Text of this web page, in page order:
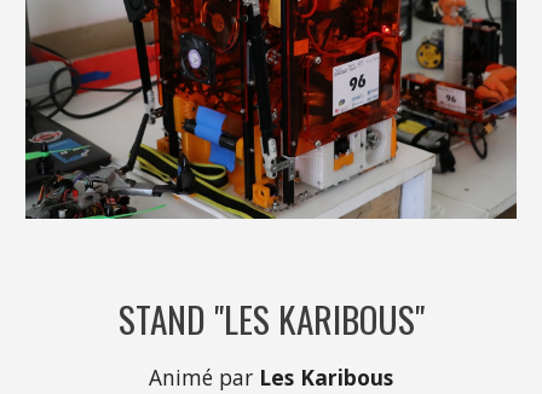
STAND "LES KARIBOUS"
Animé par Les Karibous